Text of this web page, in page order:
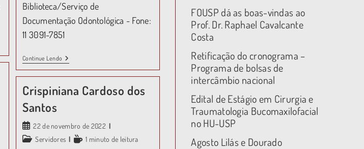
Biblioteca/Serviço de
Documentação Odontológica - Fone:
11 3091-7851
Continue Lendo
Crispiniana Cardoso dos
Santos
22 de novembro de 2022
Servidores
1 minuto de leitura
FOUSP dá as boas-vindas ao
Prof. Dr. Raphael Cavalcante
Costa
Retificação do cronograma –
Programa de bolsas de
intercâmbio nacional
Edital de Estágio em Cirurgia e
Traumatologia Bucomaxilofacial
no HU-USP
Agosto Lilás e Dourado